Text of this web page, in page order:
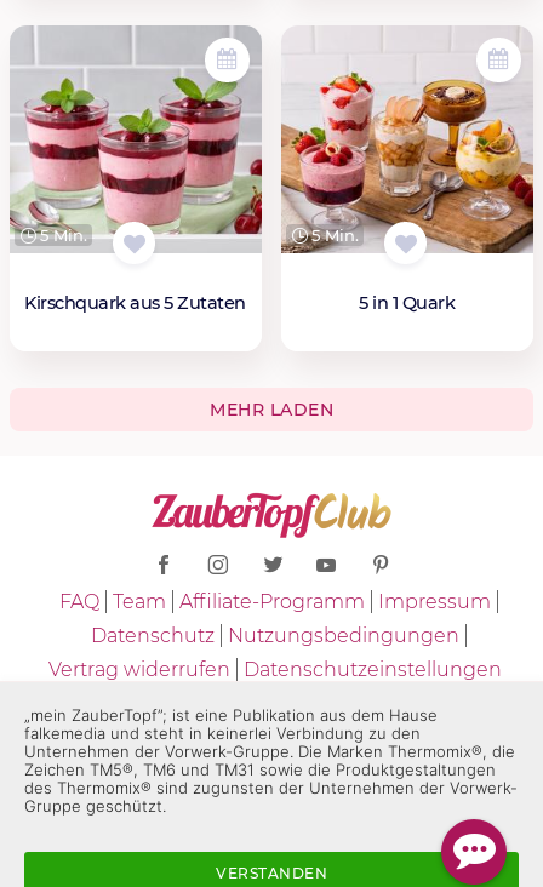
5 Min.
Kirschquark aus 5 Zutaten
5 Min.
5 in 1 Quark
MEHR LADEN
FAQ Team Affiliate-Programm
Impressum
Datenschutz
Nutzungsbedingungen
Vertrag widerrufen
Datenschutzeinstellungen
Copyright © 2026 - ZauberTopf
* "ZauberTopf" ist eine Publikation aus dem Hause falkemedia und
steht in keinerlei Verbindung zu den Unternehmen der Vorwerk-
Gruppe. Die Marken "Thermomix®" und die Produktgestaltungen
des "Thermomix®" sind eingetragene Marken der Unternehmen
der Vorwerk-Gruppe. Die Marken Thermomix®, die Zeichen TM5®,
„mein ZauberTopf”; ist eine Publikation aus dem Hause
falkemedia und steht in keinerlei Verbindung zu den
Unternehmen der Vorwerk-Gruppe. Die Marken Thermomix®, die
Zeichen TM5®, TM6 und TM31 sowie die Produktgestaltungen
des Thermomix® sind zugunsten der Unternehmen der Vorwerk-
Gruppe geschützt.
VERSTANDEN